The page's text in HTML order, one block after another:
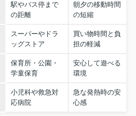
駅やバス停まで
の距離
朝夕の移動時間
の短縮
スーパーやドラ
ッグストア
買い物時間と負
担の軽減
保育所・公園・
学童保育
安心して遊べる
環境
小児科や救急対
応病院
急な発熱時の安
心感